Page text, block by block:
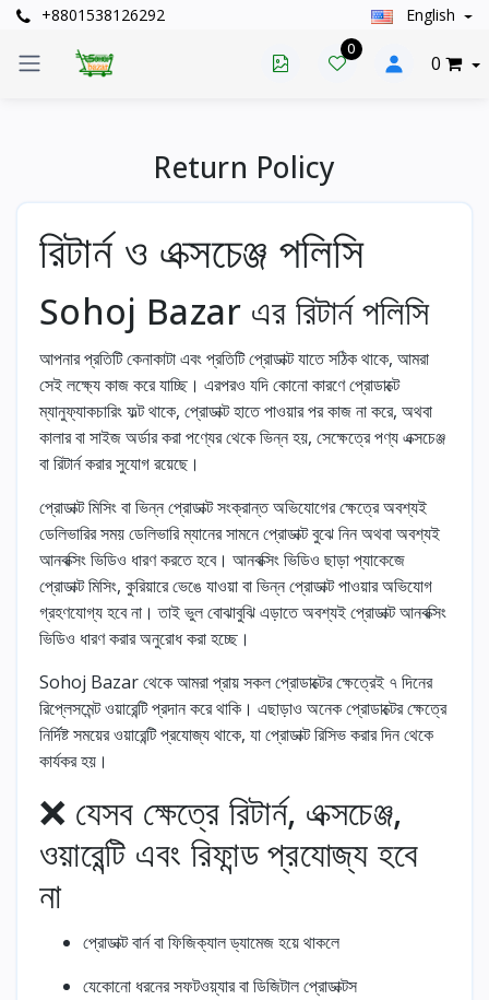
+8801538126292 English
0
0
Return Policy
রিটার্ন ও এক্সচেঞ্জ পলিসি
Sohoj Bazar এর রিটার্ন পলিসি
আপনার প্রতিটি কেনাকাটা এবং প্রতিটি প্রোডাক্ট যাতে সঠিক থাকে, আমরা
সেই লক্ষ্যে কাজ করে যাচ্ছি। এরপরও যদি কোনো কারণে প্রোডাক্টে
ম্যানুফ্যাকচারিং ফল্ট থাকে, প্রোডাক্ট হাতে পাওয়ার পর কাজ না করে, অথবা
কালার বা সাইজ অর্ডার করা পণ্যের থেকে ভিন্ন হয়, সেক্ষেত্রে পণ্য এক্সচেঞ্জ
বা রিটার্ন করার সুযোগ রয়েছে।
প্রোডাক্ট মিসিং বা ভিন্ন প্রোডাক্ট সংক্রান্ত অভিযোগের ক্ষেত্রে অবশ্যই
ডেলিভারির সময় ডেলিভারি ম্যানের সামনে প্রোডাক্ট বুঝে নিন অথবা অবশ্যই
আনবক্সিং ভিডিও ধারণ করতে হবে। আনবক্সিং ভিডিও ছাড়া প্যাকেজে
প্রোডাক্ট মিসিং, কুরিয়ারে ভেঙে যাওয়া বা ভিন্ন প্রোডাক্ট পাওয়ার অভিযোগ
গ্রহণযোগ্য হবে না। তাই ভুল বোঝাবুঝি এড়াতে অবশ্যই প্রোডাক্ট আনবক্সিং
ভিডিও ধারণ করার অনুরোধ করা হচ্ছে।
Sohoj Bazar থেকে আমরা প্রায় সকল প্রোডাক্টের ক্ষেত্রেই ৭ দিনের
রিপ্লেসমেন্ট ওয়ারেন্টি প্রদান করে থাকি। এছাড়াও অনেক প্রোডাক্টের ক্ষেত্রে
নির্দিষ্ট সময়ের ওয়ারেন্টি প্রযোজ্য থাকে, যা প্রোডাক্ট রিসিভ করার দিন থেকে
কার্যকর হয়।
❌ যেসব ক্ষেত্রে রিটার্ন, এক্সচেঞ্জ,
ওয়ারেন্টি এবং রিফান্ড প্রযোজ্য হবে
না
প্রোডাক্ট বার্ন বা ফিজিক্যাল ড্যামেজ হয়ে থাকলে
যেকোনো ধরনের সফটওয়্যার বা ডিজিটাল প্রোডাক্টস